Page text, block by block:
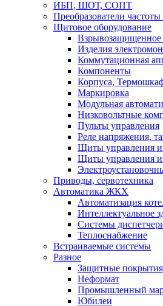
ИБП, ШОТ, СОПТ
Преобразователи
Щитовое оборудование
Взрывозащищенное
Изделия
Коммутационная
Компоненты
Корпуса,
Маркировка
Модульная
Низковольтные
Пульты управления
Реле напряжения,
Щиты управления и
Щиты управления и
Приводы, сервотехника
Автоматика ЖКХ
Автоматизация
Интеллектуальное
Системы
Теплоснабжение
Встраиваемые системы
Разное
Защитные
Неформат
Промышленный
Юбилеи